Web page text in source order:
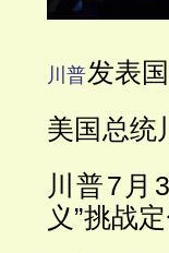
川普发表
美国总统
川普7月
义”挑战